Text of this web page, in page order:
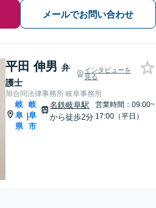
メールでお問い合わせ
平田 伸男 弁
護士
インタビューを
見る
旭合同法律事務所 岐阜事務所
岐
阜
県
|
岐
阜
市
名鉄岐阜駅
から徒歩2分
営業時間：09:00~
17:00（平日）